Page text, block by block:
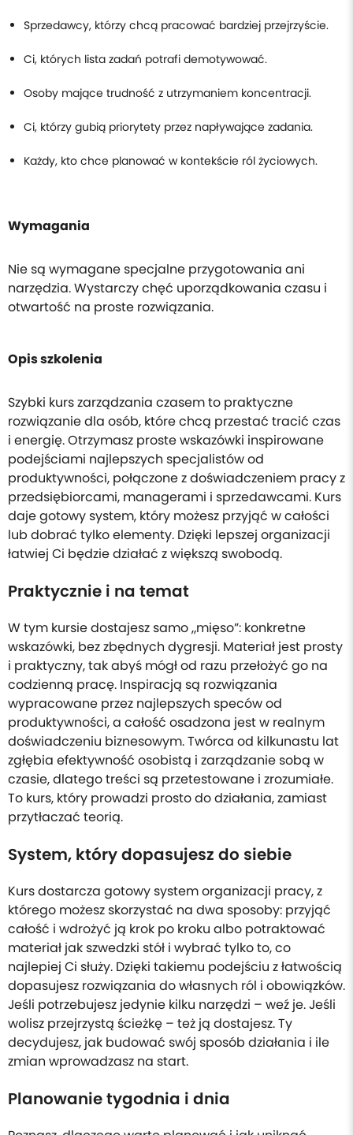
Sprzedawcy, którzy chcą pracować bardziej przejrzyście.
Ci, których lista zadań potrafi demotywować.
Osoby mające trudność z utrzymaniem koncentracji.
Ci, którzy gubią priorytety przez napływające zadania.
Każdy, kto chce planować w kontekście ról życiowych.
Wymagania
Nie są wymagane specjalne przygotowania ani
narzędzia. Wystarczy chęć uporządkowania czasu i
otwartość na proste rozwiązania.
Opis szkolenia
Szybki kurs zarządzania czasem to praktyczne
rozwiązanie dla osób, które chcą przestać tracić czas
i energię. Otrzymasz proste wskazówki inspirowane
podejściami najlepszych specjalistów od
produktywności, połączone z doświadczeniem pracy z
przedsiębiorcami, managerami i sprzedawcami. Kurs
daje gotowy system, który możesz przyjąć w całości
lub dobrać tylko elementy. Dzięki lepszej organizacji
łatwiej Ci będzie działać z większą swobodą.
Praktycznie i na temat
W tym kursie dostajesz samo „mięso”: konkretne
wskazówki, bez zbędnych dygresji. Materiał jest prosty
i praktyczny, tak abyś mógł od razu przełożyć go na
codzienną pracę. Inspiracją są rozwiązania
wypracowane przez najlepszych speców od
produktywności, a całość osadzona jest w realnym
doświadczeniu biznesowym. Twórca od kilkunastu lat
zgłębia efektywność osobistą i zarządzanie sobą w
czasie, dlatego treści są przetestowane i zrozumiałe.
To kurs, który prowadzi prosto do działania, zamiast
przytłaczać teorią.
System, który dopasujesz do siebie
Kurs dostarcza gotowy system organizacji pracy, z
którego możesz skorzystać na dwa sposoby: przyjąć
całość i wdrożyć ją krok po kroku albo potraktować
materiał jak szwedzki stół i wybrać tylko to, co
najlepiej Ci służy. Dzięki takiemu podejściu z łatwością
dopasujesz rozwiązania do własnych ról i obowiązków.
Jeśli potrzebujesz jedynie kilku narzędzi – weź je. Jeśli
wolisz przejrzystą ścieżkę – też ją dostajesz. Ty
decydujesz, jak budować swój sposób działania i ile
zmian wprowadzasz na start.
Planowanie tygodnia i dnia